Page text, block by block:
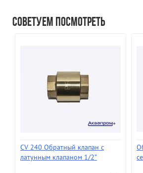
Советуем посмотреть
CV 240 Обратный клапан с
латунным клапаном 1/2"